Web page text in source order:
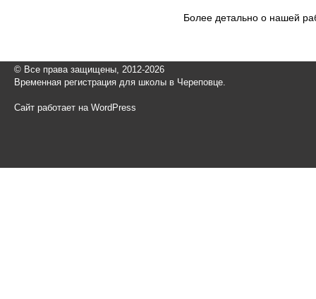
Более детально о нашей
© Все права защищены, 2012-2026
Временная регистрация для школы в Череповце.
Сайт работает на WordPress